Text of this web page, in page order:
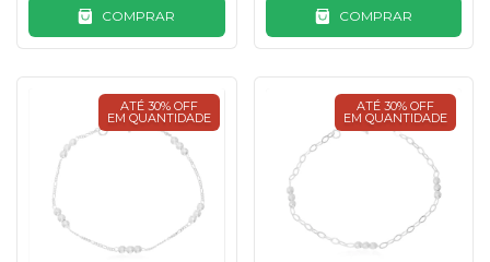
COMPRAR COMPRAR
ATÉ 30% OFF
EM QUANTIDADE
ATÉ 30% OFF
EM QUANTIDADE